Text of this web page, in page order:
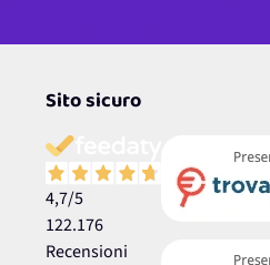
Sito sicuro
4,7/5
122.176
Recensioni